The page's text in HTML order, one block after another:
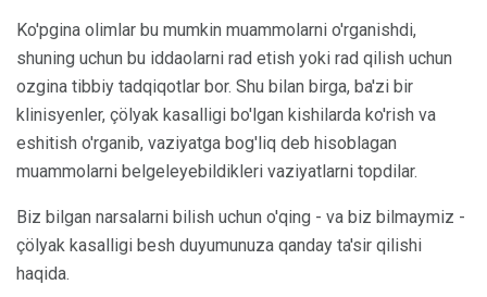
Ko'pgina olimlar bu mumkin muammolarni o'rganishdi,
shuning uchun bu iddaolarni rad etish yoki rad qilish uchun
ozgina tibbiy tadqiqotlar bor. Shu bilan birga, ba'zi bir
klinisyenler, çölyak kasalligi bo'lgan kishilarda ko'rish va
eshitish o'rganib, vaziyatga bog'liq deb hisoblagan
muammolarni belgeleyebildikleri vaziyatlarni topdilar.
Biz bilgan narsalarni bilish uchun o'qing - va biz bilmaymiz -
çölyak kasalligi besh duyumunuza qanday ta'sir qilishi
haqida.